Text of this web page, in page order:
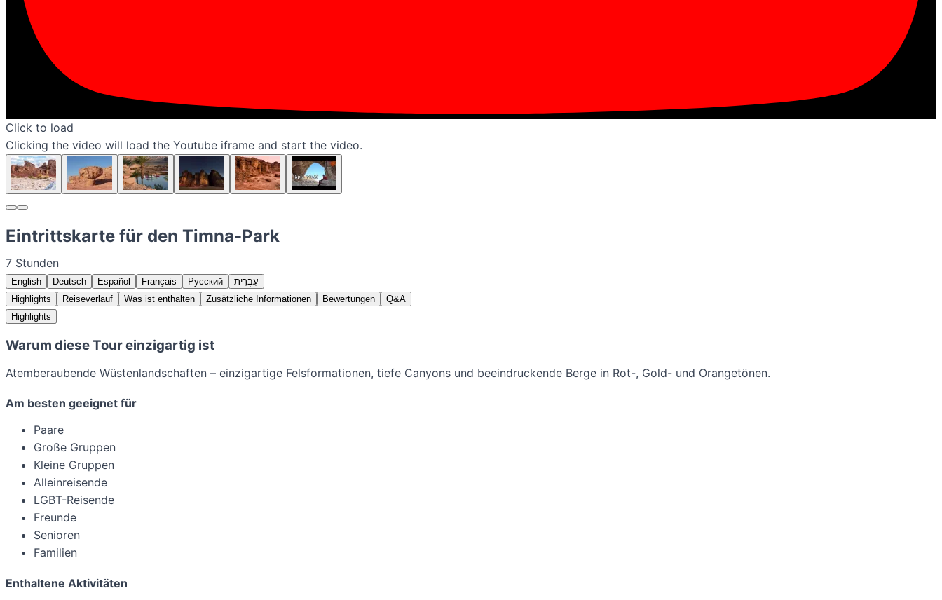
Click to load
Clicking the video will load the Youtube iframe and start the video.
Eintrittskarte für den Timna-Park
7 Stunden
English Deutsch Español Français Русский
עִבְרִית
Highlights
Reiseverlauf Was ist enthalten Zusätzliche Informationen Bewertungen
Q&A
Highlights
Warum diese Tour einzigartig ist
Atemberaubende Wüstenlandschaften – einzigartige Felsformationen, tiefe Canyons und beeindruckende Berge in Rot-, Gold- und Orangetönen.
Am besten geeignet für
Paare
Große Gruppen
Kleine Gruppen
Alleinreisende
LGBT-Reisende
Freunde
Senioren
Familien
Enthaltene Aktivitäten